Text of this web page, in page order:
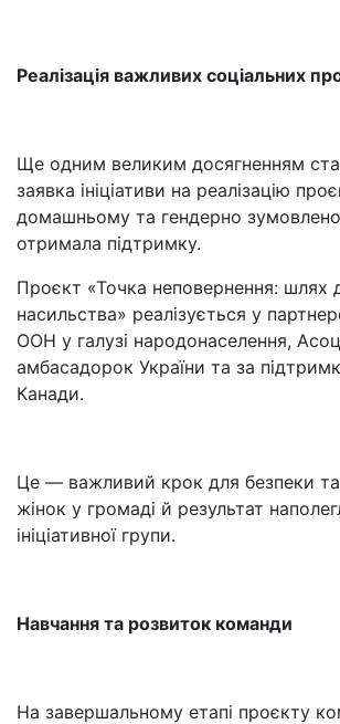
Реалізація важливих соціальних
Ще одним великим досягненням
заявка ініціативи на реалізацію
домашньому та гендерно
отримала підтримку.
Проєкт «Точка неповернення: шлях
насильства» реалізується у
ООН у галузі народонаселення,
амбасадорок України та за
Канади.
Це — важливий крок для безпеки та
жінок у громаді й результат
ініціативної групи.
Навчання та розвиток команди
На завершальному етапі проєкту